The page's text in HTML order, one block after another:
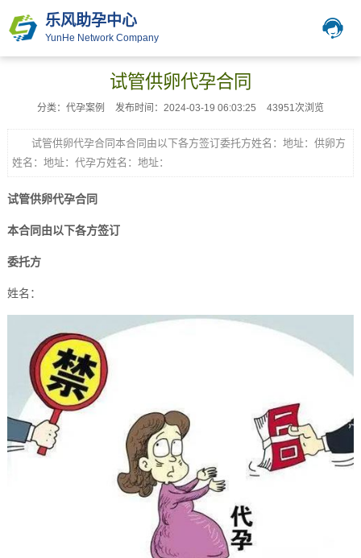
乐风助孕中心
YunHe Network Company
试管供卵代孕合同
分类：代孕案例 发布时间：2024-03-19 06:03:25 43951次浏览
试管供卵代孕合同本合同由以下各方签订委托方姓名：地址：供卵方
姓名：地址：代孕方姓名：地址：
试管供卵代孕合同
本合同由以下各方签订
委托方
姓名：